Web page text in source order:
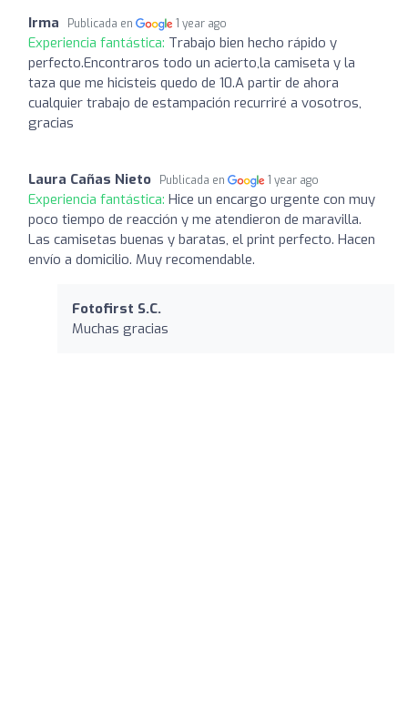
Irma Publicada en 1 year ago
Experiencia fantástica: Trabajo bien hecho rápido y
perfecto.Encontraros todo un acierto,la camiseta y la
taza que me hicisteis quedo de 10.A partir de ahora
cualquier trabajo de estampación recurriré a vosotros,
gracias
Laura Cañas Nieto Publicada en 1 year ago
Experiencia fantástica: Hice un encargo urgente con muy
poco tiempo de reacción y me atendieron de maravilla.
Las camisetas buenas y baratas, el print perfecto. Hacen
envío a domicilio. Muy recomendable.
Fotofirst S.C.
Muchas gracias